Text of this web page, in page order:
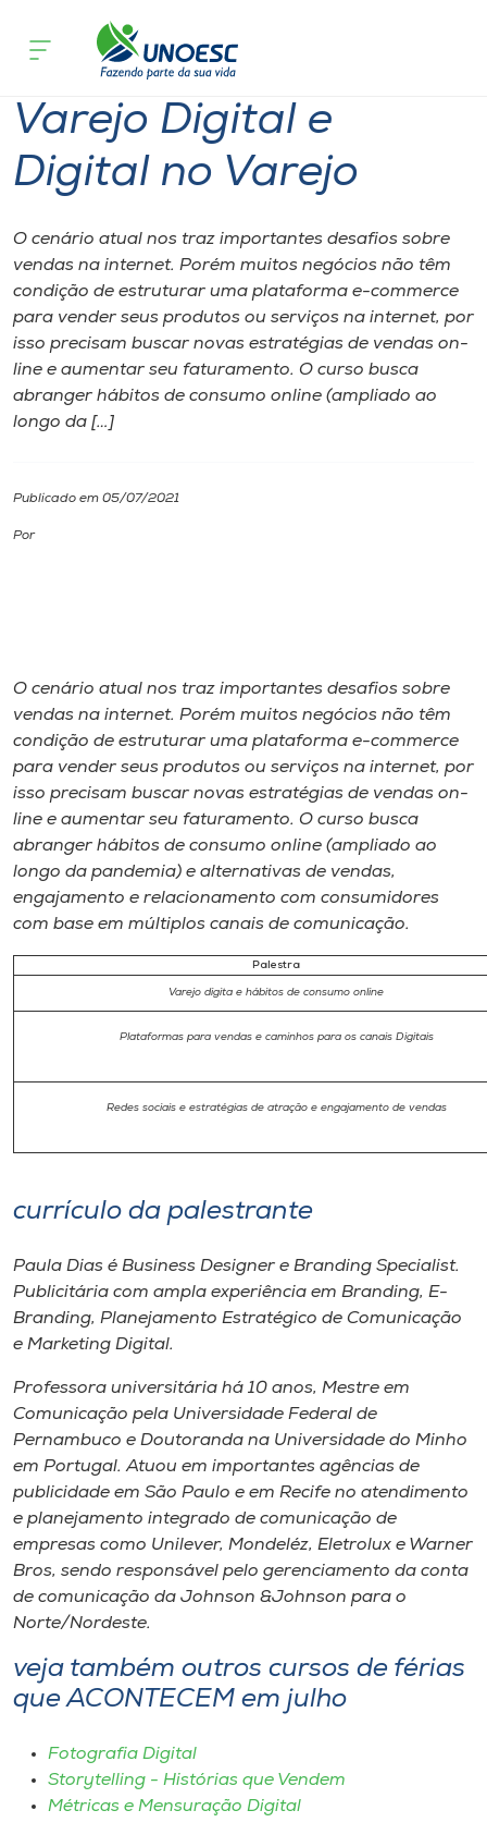
Cursos
Onde estamos
Pesquisa
Atendimento ao Estudante
Portal de Ensino
A
Unoesc
I.nova
CPA
Biblioteca
Editora
Rádio
Store
A+
A-
Varejo Digital e
Digital no Varejo
O cenário atual nos traz importantes desafios sobre
vendas na internet. Porém muitos negócios não têm
condição de estruturar uma plataforma e-commerce
para vender seus produtos ou serviços na internet, por
isso precisam buscar novas estratégias de vendas on-
line e aumentar seu faturamento. O curso busca
abranger hábitos de consumo online (ampliado ao
longo da […]
Publicado em 05/07/2021
Por
O cenário atual nos traz importantes desafios sobre
vendas na internet. Porém muitos negócios não têm
condição de estruturar uma plataforma e-commerce
para vender seus produtos ou serviços na internet, por
isso precisam buscar novas estratégias de vendas on-
line e aumentar seu faturamento. O curso busca
abranger hábitos de consumo online (ampliado ao
longo da pandemia) e alternativas de vendas,
engajamento e relacionamento com consumidores
com base em múltiplos canais de comunicação.
Palestra
Varejo digita e hábitos de consumo online
Plataformas para vendas e caminhos para os canais Digitais
Redes sociais e estratégias de atração e engajamento de vendas
currículo da palestrante
Paula Dias é Business Designer e Branding Specialist.
Publicitária com ampla experiência em Branding, E-
Branding, Planejamento Estratégico de Comunicação
e Marketing Digital.
Professora universitária há 10 anos, Mestre em
Comunicação pela Universidade Federal de
Pernambuco e Doutoranda na Universidade do Minho
em Portugal. Atuou em importantes agências de
publicidade em São Paulo e em Recife no atendimento
e planejamento integrado de comunicação de
empresas como Unilever, Mondeléz, Eletrolux e Warner
Bros, sendo responsável pelo gerenciamento da conta
de comunicação da Johnson &Johnson para o
Norte/Nordeste.
veja também outros cursos de férias
que ACONTECEM em julho
Fotografia Digital
Storytelling - Histórias que Vendem
Métricas e Mensuração Digital